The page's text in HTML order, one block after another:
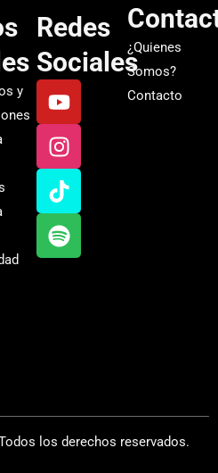
y
Redes
Sociales
Y
o
u
t
u
b
e
I
n
s
t
a
g
r
a
T
i
k
t
o
k
S
p
o
t
i
f
y
¿Quienes
Somos?
Contacto
los derechos reservados.